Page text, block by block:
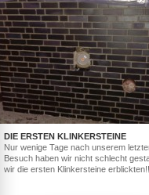
DIE ERSTEN KLINKERSTEINE
Nur wenige Tage nach unserem
Besuch haben wir nicht schlecht
wir die ersten Klinkersteine